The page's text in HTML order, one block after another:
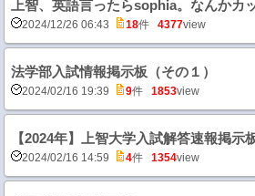
上智、英語言ったらsophia。なんかカ
2024/12/26 06:43 18件 4377view
法学部入試情報掲示板（その１）
2024/02/16 19:39 9件 1853view
【2024年】上智大学入試解答速報掲示
2024/02/16 14:59 4件 1354view